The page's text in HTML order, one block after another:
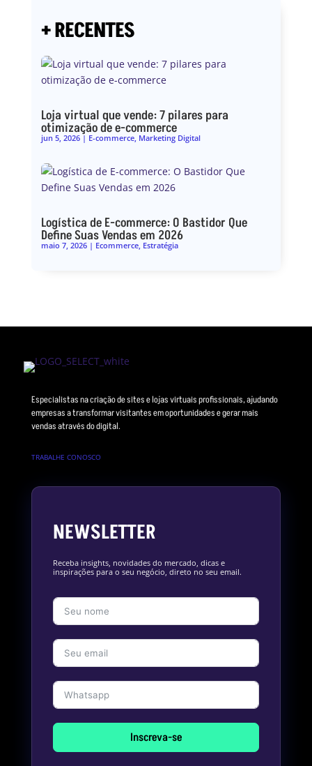
+ RECENTES
Loja virtual que vende: 7 pilares para
otimização de e-commerce
jun 5, 2026| E-commerce, Marketing Digital
Logística de E-commerce: O Bastidor Que
Define Suas Vendas em 2026
maio 7, 2026| Ecommerce, Estratégia
Especialistas na criação de sites e lojas virtuais profissionais, ajudando
empresas a transformar visitantes em oportunidades e gerar mais
vendas através do digital.
TRABALHE CONOSCO
NEWSLETTER
Receba insights, novidades do mercado, dicas e
inspirações para o seu negócio, direto no seu email.
Inscreva-se